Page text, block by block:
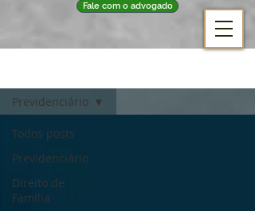
Fale com o advogado
Todos posts
Previdenciário
Direito de
Família
Previdenciário